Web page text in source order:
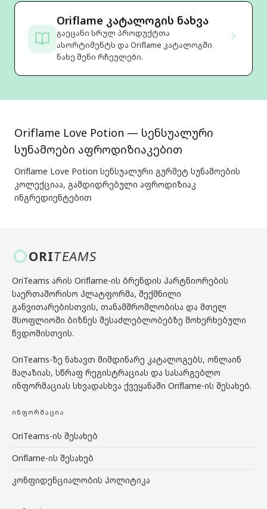
Oriflame კატალოგის ნახვა
გაეცანი სრულ პროდუქტთა
ასორტიმენტს და Oriflame კატალოგში
ნახე შენი რჩეულები.
Oriflame Love Potion — სენსუალური
სუნამოები აფროდიზიაკებით
Oriflame Love Potion სენსუალური გურმეტ სუნამოების
კოლექციაა, გამდიდრებული აფროდიზიაკ
ინგრედიენტებით
ORITEAMS
OriTeams არის Oriflame-ის ბრენდის პარტნიორების
საერთაშორისო პლატფორმა, შექმნილი
განვითარებისთვის, თანამშრომლობისა და მთელ
მსოფლიოში ბიზნეს შესაძლებლობებზე მოხერხებული
წვდომისთვის.
OriTeams-ზე ნახავთ მიმდინარე კატალოგებს, ონლაინ
მაღაზიას, სწრაფ რეგისტრაციას და სასარგებლო
ინფორმაციას სხვადასხვა ქვეყანაში Oriflame-ის შესახებ.
ᲘᲜᲤᲝᲠᲛᲐᲪᲘᲐ
OriTeams-ის შესახებ
Oriflame-ის შესახებ
კონფიდენციალობის პოლიტიკა